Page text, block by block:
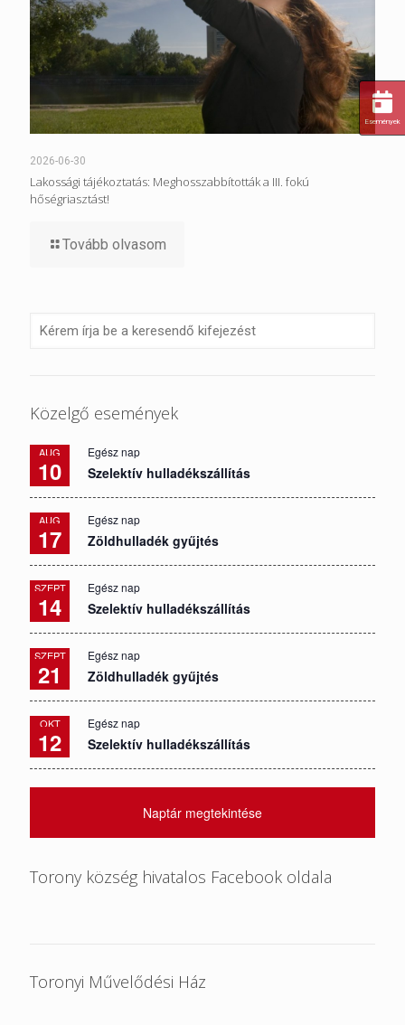
2026-06-30
Lakossági tájékoztatás: Meghosszabbították a III. fokú
hőségriasztást!
Tovább olvasom
Közelgő események
AUG
10
Egész nap
Szelektív hulladékszállítás
AUG
17
Egész nap
Zöldhulladék gyűjtés
SZEPT
14
Egész nap
Szelektív hulladékszállítás
SZEPT
21
Egész nap
Zöldhulladék gyűjtés
OKT
12
Egész nap
Szelektív hulladékszállítás
Naptár megtekintése
Torony község hivatalos Facebook oldala
Toronyi Művelődési Ház
Események